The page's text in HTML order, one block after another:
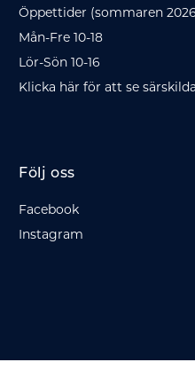
Öppettider (sommaren
Mån-Fre 10-18
Lör-Sön 10-16
Klicka här för att se
Följ oss
Facebook
Instagram